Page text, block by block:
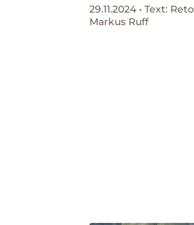
ins Bergell ist
29.11.2024 • Text:
Markus Ruff